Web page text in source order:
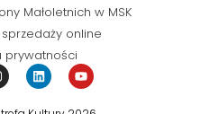
Małoletnich w MSK
online
prywatności